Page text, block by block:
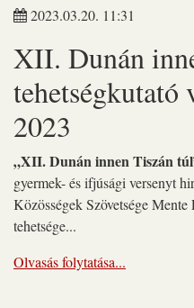
2023.03.20. 11:31
XII. Dunán
tehetségkutató
2023
„XII. Dunán innen Tiszán
gyermek- és ifjúsági versenyt
Közösségek Szövetsége
tehetsége...
Olvasás folytatása...